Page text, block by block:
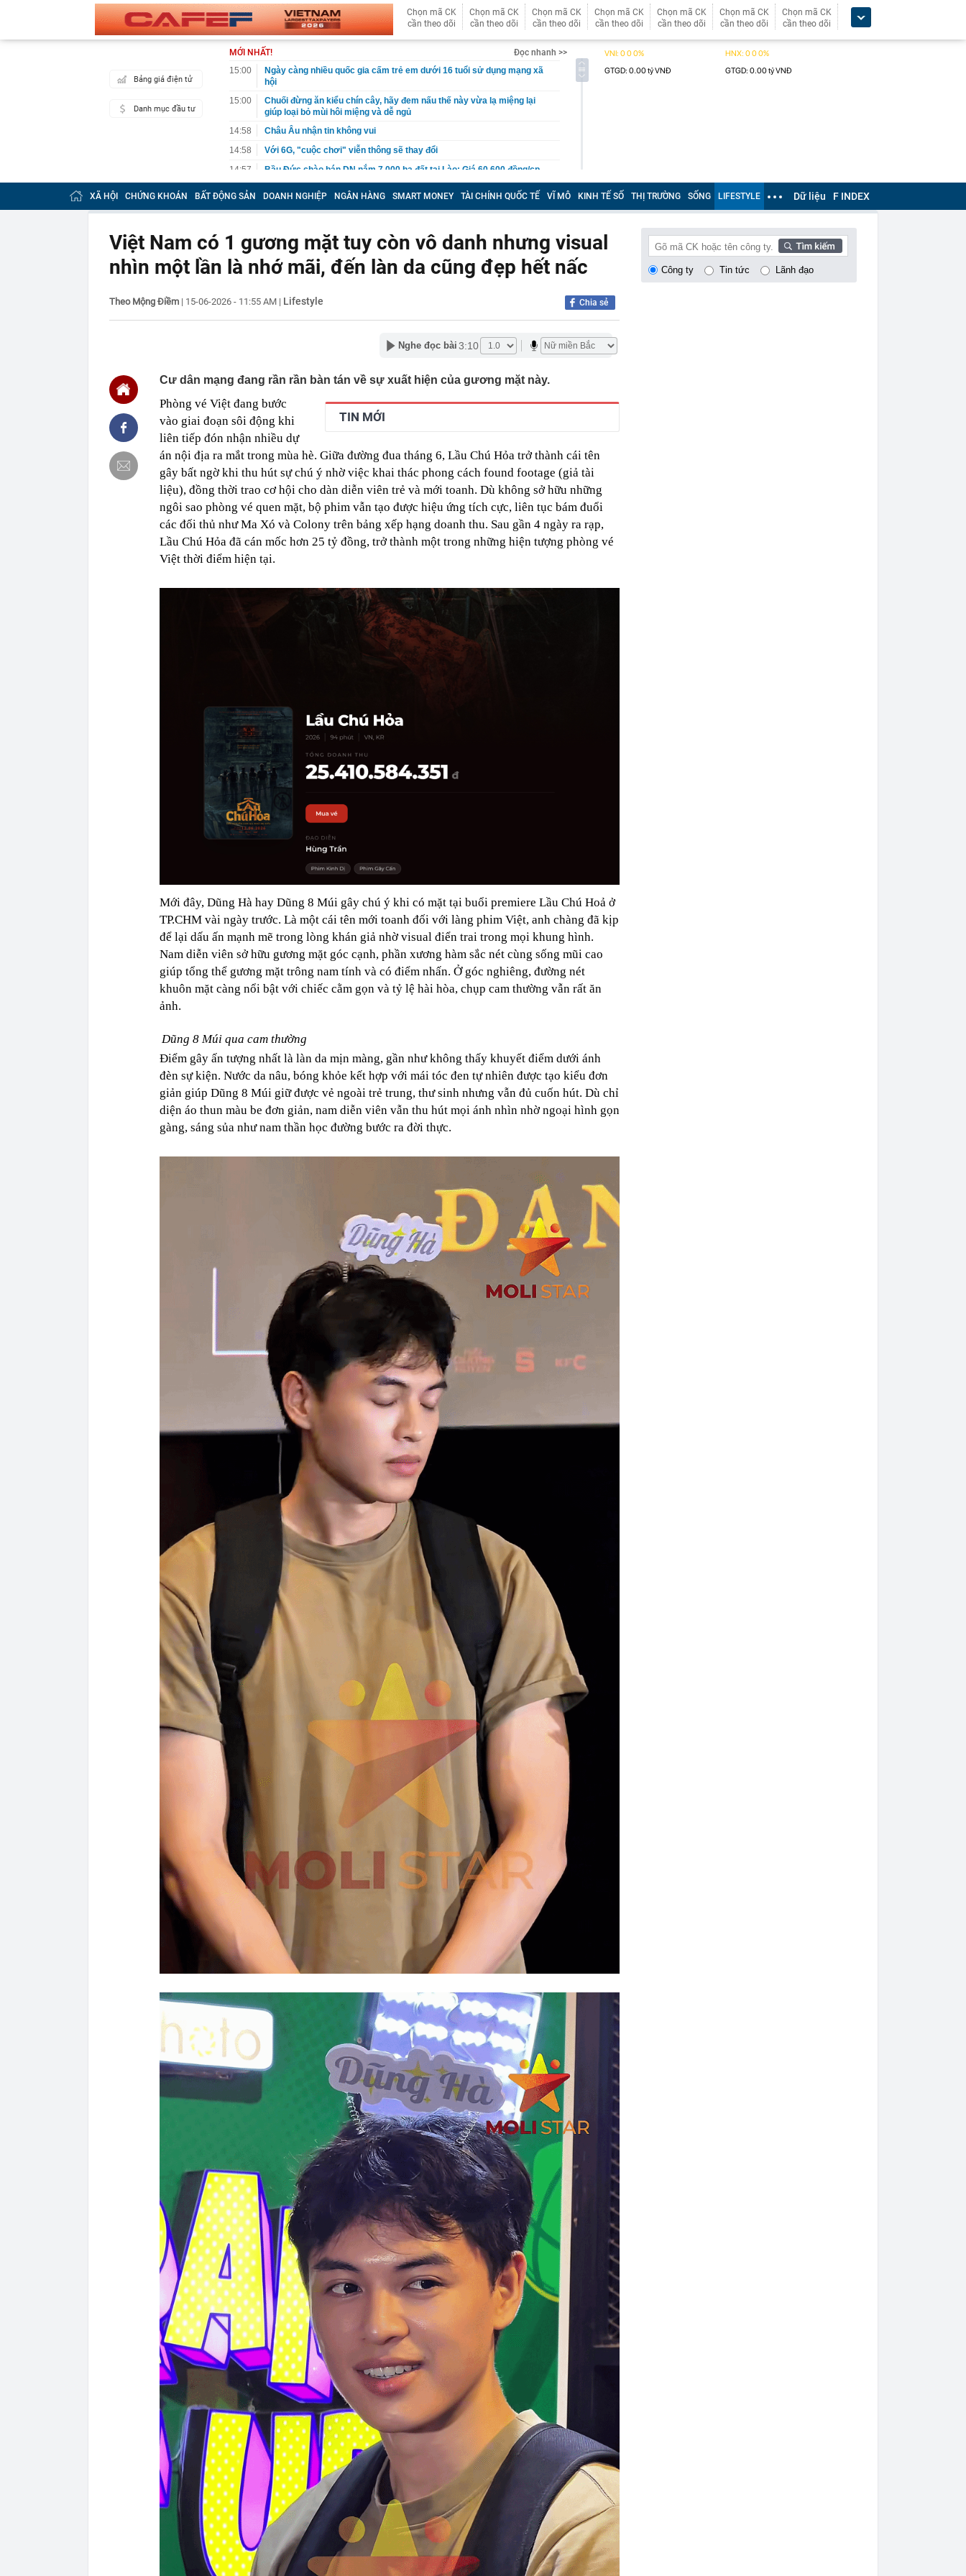
Chọn mã CK
cần theo dõi
Chọn mã CK
cần theo dõi
Chọn mã CK
cần theo dõi
Chọn mã CK
cần theo dõi
Chọn mã CK
cần theo dõi
Chọn mã CK
cần theo dõi
Chọn mã CK
cần theo dõi
Bảng giá điện tử
Danh mục đầu tư
MỚI NHẤT!
Đọc nhanh >>
15:00
Ngày càng nhiều quốc gia cấm trẻ em dưới 16 tuổi sử dụng mạng xã
hội
15:00
Chuối đừng ăn kiểu chín cây, hãy đem nấu thế này vừa lạ miệng lại
giúp loại bỏ mùi hôi miệng và dễ ngủ
14:58
Châu Âu nhận tin không vui
14:58
Với 6G, "cuộc chơi" viễn thông sẽ thay đổi
14:57
Bầu Đức chào bán DN nắm 7.000 ha đất tại Lào: Giá 60.600 đồng/cp,
định giá hơn 11.000 tỷ đồng, gấp rưỡi công ty của ông Trần Bá Dương
14:56
Bán sedan hạng sang mua Kia Sportage HEV, chủ xe chia sẻ: ‘Nội thất
rộng, chở gia đình 300-500km/ngày vẫn thoải mái, đi phố như xe điện’
liên kết Nhà nước – nhà trường – doanh nghiệp
14:54
CEO một công ty chứng khoán vừa từ nhiệm
Lệnh tạm giữ khẩn cấp Nguyễn Thị Hoa SN 1965
14:46
Các siêu dự án cầu vượt sông Hồng, đường vành đai và loạt dự án
Người phụ nữ 54 tuổi qua đời vì ung thư tuyến tụy dù chưa bao giờ ăn
14:41
Nắng nóng khắc nghiệt đảo lộn cuộc sống ở Hàn Quốc
14:40
Công an cảnh báo chiêu lừa tinh vi liên quan đến shipper giao hàng,
người dân cần đặc biệt cảnh giác
Ăn hàng trăm bát mì vẫn giữ dáng thon gọn, người phụ nữ Nhật Bản
tiết lộ bí mật đốt mỡ là loại đồ uống bán đầy ở Việt Nam
14:33
Nữ cán bộ thuế là tiểu thư RMIT từng quản lý khách sạn gia đình từ
thời sinh viên, khí chất gây chú ý trên sân golf
14:23
Phát minh của Mỹ làm rung chuyển ngành vật liệu: Hợp chất bền gấp
10 lần thép, vẫn đạt độ dẻo 15%, mở ra tương lai cho loạt ngành quan
trọng
14:23
Mặt cỏ sân Mỹ Đình trước trận ĐT Việt Nam vs Campuchia ra sao sau
khi được truyền thông Đông Nam Á khen hết lời
14:21
Ngày 7/8: Tỷ giá trung tâm tăng 30 đồng
Sơn Hải trúng thầu hơn 5.000 tỷ đồng
XÃ HỘI CHỨNG KHOÁN BẤT ĐỘNG SẢN DOANH NGHIỆP NGÂN HÀNG SMART MONEY TÀI CHÍNH QUỐC TẾ VĨ MÔ KINH TẾ SỐ THỊ TRƯỜNG SỐNG LIFESTYLE Dữ liệu F INDEX
Việt Nam có 1 gương mặt tuy còn vô danh nhưng visual
nhìn một lần là nhớ mãi, đến làn da cũng đẹp hết nấc
Theo Mộng Điềm | 15-06-2026 - 11:55 AM | Lifestyle Chia sẻ
Nghe đọc bài 3:10
Cư dân mạng đang rần rần bàn tán về sự xuất hiện của gương mặt này.
TIN MỚI
Phòng vé Việt đang bước
vào giai đoạn sôi động khi
liên tiếp đón nhận nhiều dự
án nội địa ra mắt trong mùa hè. Giữa đường đua tháng 6, Lầu Chú Hỏa trở thành cái tên
gây bất ngờ khi thu hút sự chú ý nhờ việc khai thác phong cách found footage (giả tài
liệu), đồng thời trao cơ hội cho dàn diễn viên trẻ và mới toanh. Dù không sở hữu những
ngôi sao phòng vé quen mặt, bộ phim vẫn tạo được hiệu ứng tích cực, liên tục bám đuổi
các đối thủ như Ma Xó và Colony trên bảng xếp hạng doanh thu. Sau gần 4 ngày ra rạp,
Lầu Chú Hỏa đã cán mốc hơn 25 tỷ đồng, trở thành một trong những hiện tượng phòng vé
Việt thời điểm hiện tại.
Mới đây, Dũng Hà hay Dũng 8 Múi gây chú ý khi có mặt tại buổi premiere Lầu Chú Hoả ở
TP.CHM vài ngày trước. Là một cái tên mới toanh đối với làng phim Việt, anh chàng đã kịp
để lại dấu ấn mạnh mẽ trong lòng khán giả nhờ visual điển trai trong mọi khung hình.
Nam diễn viên sở hữu gương mặt góc cạnh, phần xương hàm sắc nét cùng sống mũi cao
giúp tổng thể gương mặt trông nam tính và có điểm nhấn. Ở góc nghiêng, đường nét
khuôn mặt càng nổi bật với chiếc cằm gọn và tỷ lệ hài hòa, chụp cam thường vẫn rất ăn
ảnh.
Dũng 8 Múi qua cam thường
Điểm gây ấn tượng nhất là làn da mịn màng, gần như không thấy khuyết điểm dưới ánh
đèn sự kiện. Nước da nâu, bóng khỏe kết hợp với mái tóc đen tự nhiên được tạo kiểu đơn
giản giúp Dũng 8 Múi giữ được vẻ ngoài trẻ trung, thư sinh nhưng vẫn đủ cuốn hút. Dù chỉ
diện áo thun màu be đơn giản, nam diễn viên vẫn thu hút mọi ánh nhìn nhờ ngoại hình gọn
gàng, sáng sủa như nam thần học đường bước ra đời thực.
Công ty Tin tức Lãnh đạo